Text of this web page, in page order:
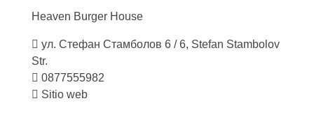
Heaven Burger House
ул. Стефан Стамболов 6 / 6, Stefan Stambolov
Str.
0877555982
Sitio web